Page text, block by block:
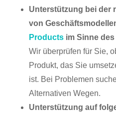
Unterstützung bei der
von
Products im Sinne
Wir überprüfen für Sie,
Produkt, das Sie
ist. Bei Problemen
Alternativen Wegen.
Unterstützung auf